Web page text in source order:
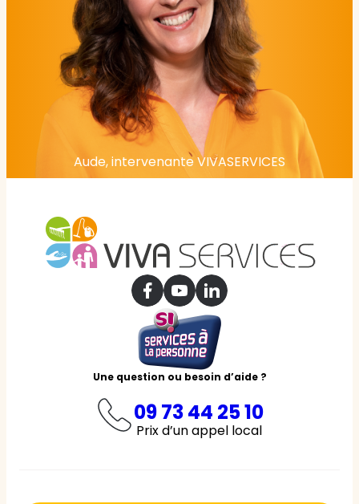
Aude, intervenante VIVASERVICES
Une question ou besoin d’aide ?
09 73 44 25 10
Prix d’un appel local